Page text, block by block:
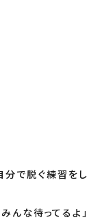
分で脱ぐ練習をし
んな待ってるよ」